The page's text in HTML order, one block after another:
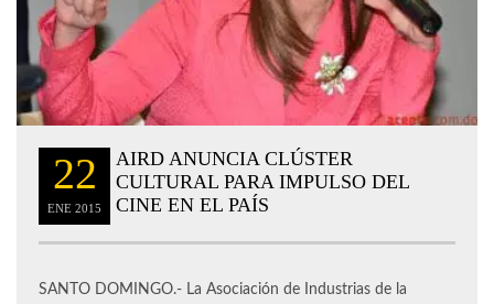
22
ENE 2015
AIRD ANUNCIA CLÚSTER
CULTURAL PARA IMPULSO DEL
CINE EN EL PAÍS
SANTO DOMINGO.- La Asociación de Industrias de la